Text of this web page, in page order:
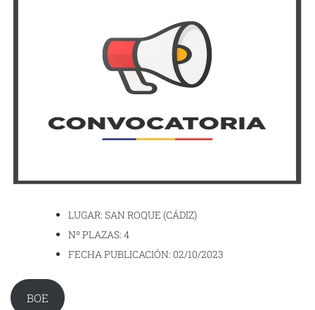
LUGAR: SAN ROQUE (CÁDIZ)
Nº PLAZAS: 4
FECHA PUBLICACIÓN: 02/10/2023
BOE